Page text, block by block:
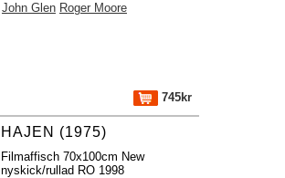
John Glen Roger Moore
745kr
HAJEN (1975)
Filmaffisch 70x100cm New
nyskick/rullad RO 1998